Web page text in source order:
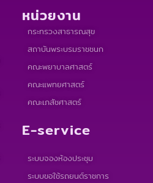
หน่วยงาน
กระทรวงสาธารณสุข
สถาบันพระบรมราชชนก
คณะพยาบาลศาสตร์
คณะแพทยศาสตร์
คณะเภสัชศาสตร์
E-service
ระบบจองห้องประชุม
ระบบขอใช้รถยนต์ราชการ